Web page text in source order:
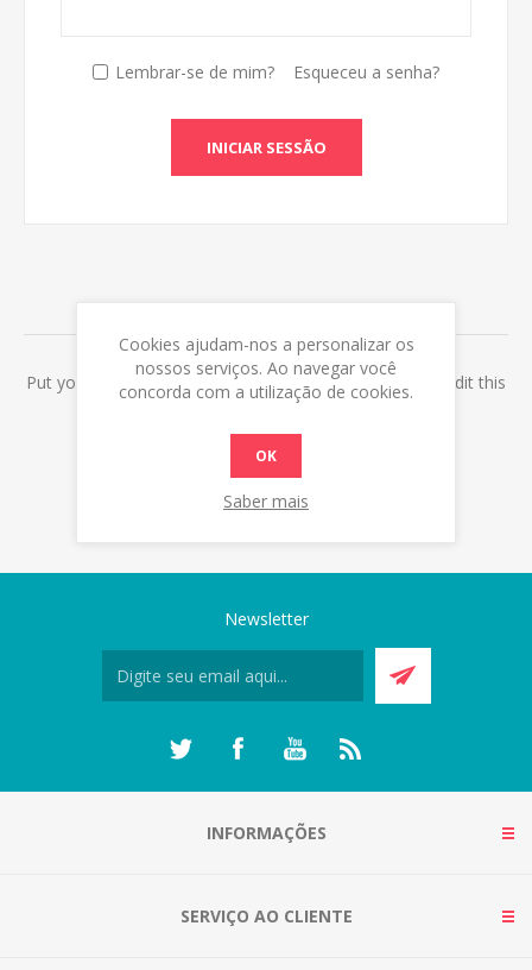
Lembrar-se de mim? Esqueceu a senha?
INICIAR SESSÃO
Put your login / registration information here. You can edit this
Newsletter
INFORMAÇÕES
SERVIÇO AO CLIENTE
Cookies ajudam-nos a personalizar os
nossos serviços. Ao navegar você
concorda com a utilização de cookies.
OK
Saber mais